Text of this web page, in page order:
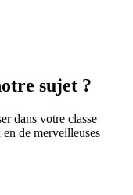
sujet ?
dans votre classe
de merveilleuses